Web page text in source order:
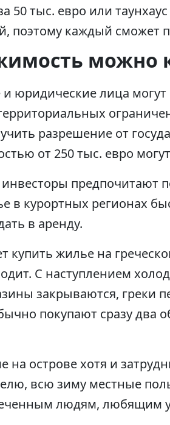
50 тыс. евро или
поэтому каждый сможет
можно
юридические лица
разрешение от
от 250 тыс. евро
предпочитают
в курортных регионах
в аренду.
купить жилье на
С наступлением
закрываются, греки
покупают сразу два
на острове хотя и
всю зиму местные
людям, любящим